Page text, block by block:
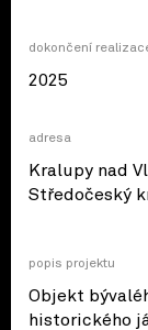
dokončení
2025
adresa
Kralupy nad
Středočeský
popis projektu
Objekt
historického